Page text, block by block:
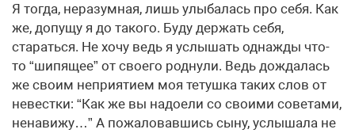
Я тогда, неразумная, лишь улыбалась про себя. Как
же, допущу я до такого. Буду держать себя,
стараться. Не хочу ведь я услышать однажды что-
то “шипящее” от своего роднули. Ведь дождалась
же своим неприятием моя тетушка таких слов от
невестки: “Как же вы надоели со своими советами,
ненавижу…” А пожаловавшись сыну, услышала не